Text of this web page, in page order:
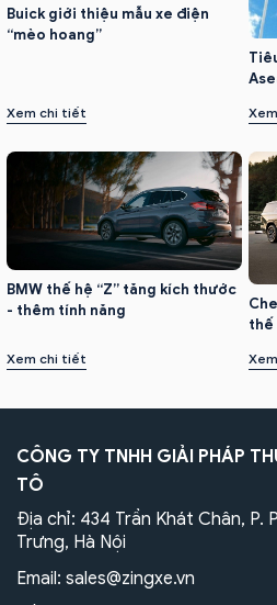
Buick giới thiệu mẫu xe điện
“mèo hoang”
Xem chi tiết
BMW thế hệ “Z” tăng kích thước
- thêm tính năng
Xem chi tiết
thế
CÔNG TY TNHH GIẢI PHÁP
TÔ
Địa chỉ: 434 Trần Khát Chân, P.
Trưng, Hà Nội
Email: sales@zingxe.vn